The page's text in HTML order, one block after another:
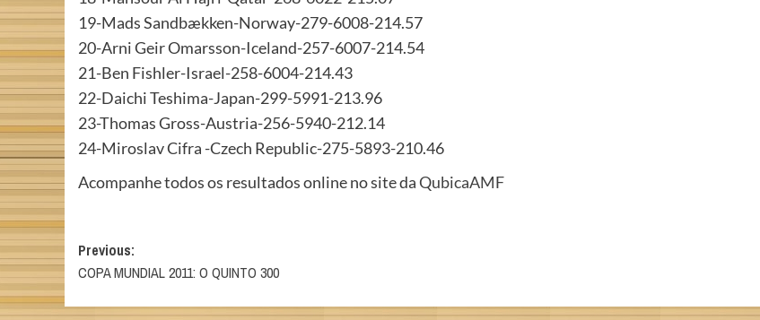
19-Mads Sandbækken-Norway-279-6008-214.57
20-Arni Geir Omarsson-Iceland-257-6007-214.54
21-Ben Fishler-Israel-258-6004-214.43
22-Daichi Teshima-Japan-299-5991-213.96
23-Thomas Gross-Austria-256-5940-212.14
24-Miroslav Cifra -Czech Republic-275-5893-210.46
Acompanhe todos os resultados online no site daQubicaAMF
Post
navigation
Previous:
COPA MUNDIAL 2011: O QUINTO 300